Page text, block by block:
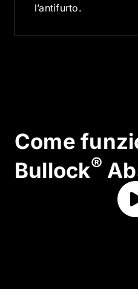
l’antifurto.
Come
Bullock®